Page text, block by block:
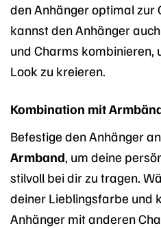
den Anhänger optimal zur
kannst den Anhänger
und Charms kombinieren,
Look zu kreieren.
Kombination mit
Befestige den Anhänger
Armband, um deine
stilvoll bei dir zu tragen.
deiner Lieblingsfarbe und
Anhänger mit anderen